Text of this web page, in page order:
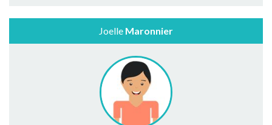
Joelle Maronnier